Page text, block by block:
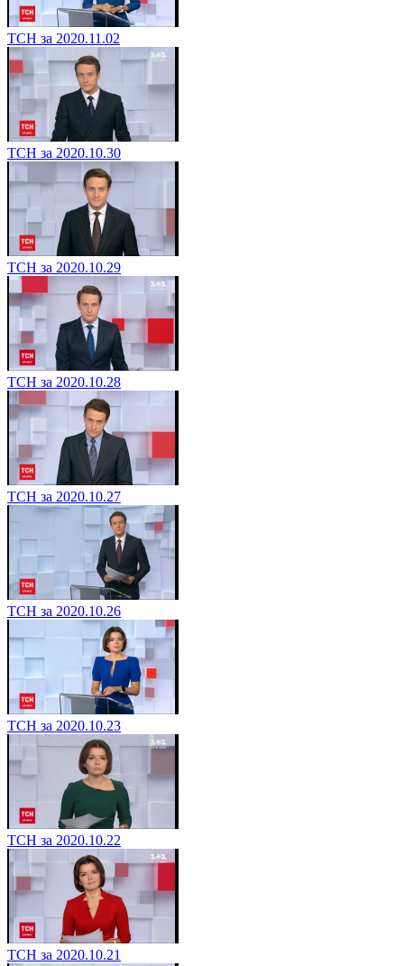
ТСН за 2020.11.02
ТСН за 2020.10.30
ТСН за 2020.10.29
ТСН за 2020.10.28
ТСН за 2020.10.27
ТСН за 2020.10.26
ТСН за 2020.10.23
ТСН за 2020.10.22
ТСН за 2020.10.21